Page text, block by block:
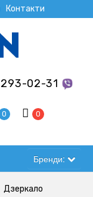
Контакти
293-02-31
0 0
Бренди:
Дзеркало